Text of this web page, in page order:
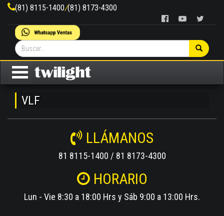
(81) 8115-1400/(81) 8173-4300
VLF
LLÁMANOS
81 8115-1400 / 81 8173-4300
HORARIO
Lun - Vie 8:30 a 18:00 Hrs y Sáb 9:00 a 13:00 Hrs.